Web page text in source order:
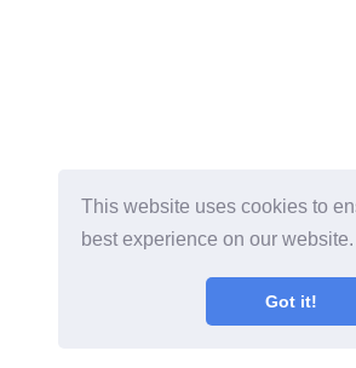
This website uses cookies to
best experience on our website.
Got it!